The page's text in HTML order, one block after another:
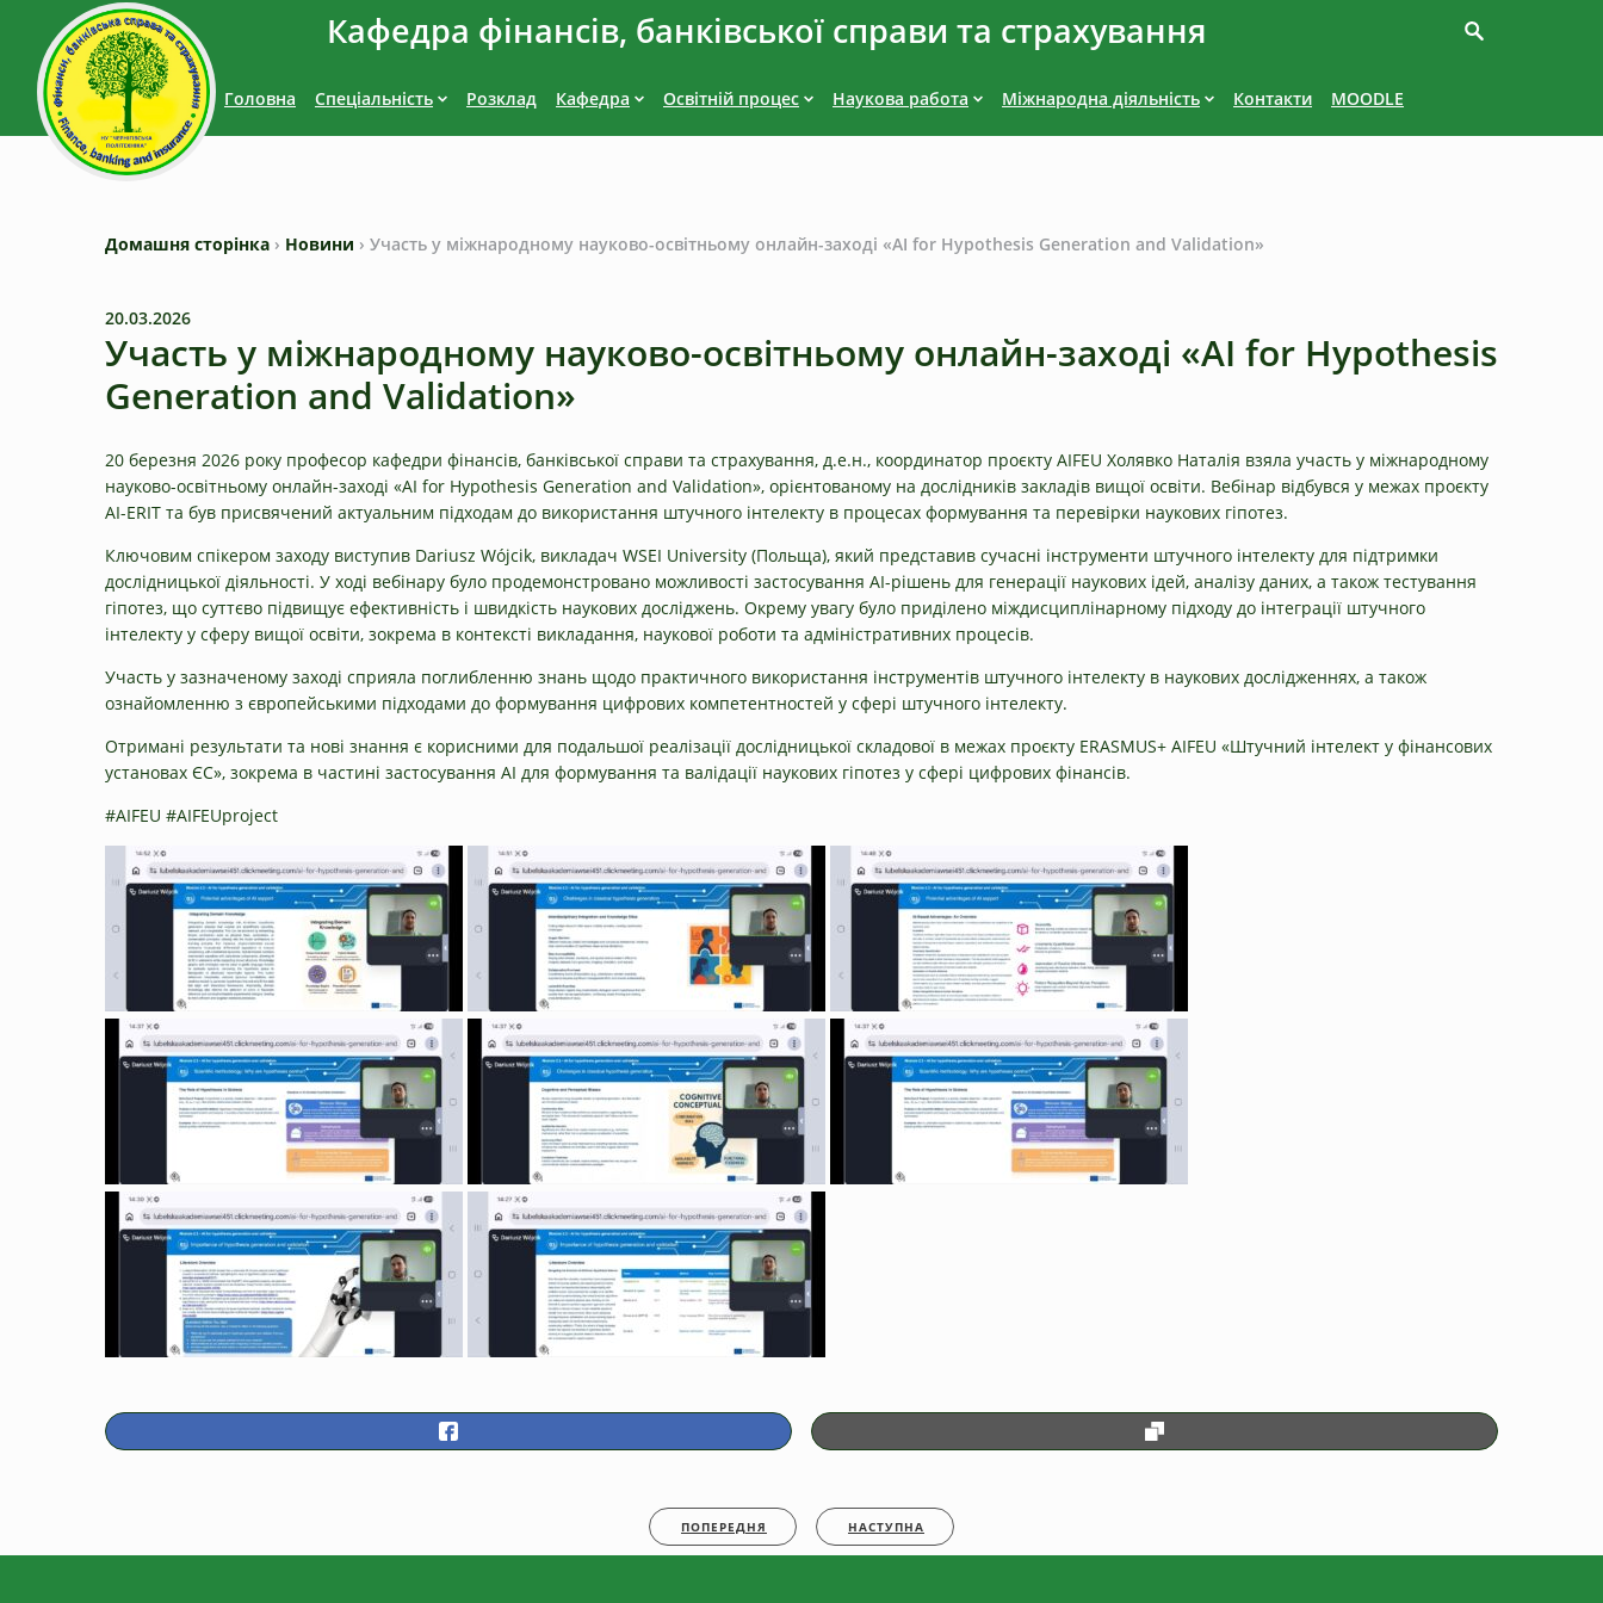
Кафедра фінансів, банківської справи та страхування
Головна Спеціальність Розклад Кафедра Освітній процес Наукова работа Міжнародна діяльність Контакти MOODLE
Домашня сторінка › Новини › Участь у міжнародному науково-освітньому онлайн-заході «AI for Hypothesis Generation and Validation»
20.03.2026
Участь у міжнародному науково-освітньому онлайн-заході «AI for Hypothesis
Generation and Validation»
20 березня 2026 року професор кафедри фінансів, банківської справи та страхування, д.е.н., координатор проєкту AIFEU Холявко Наталія взяла участь у міжнародному
науково-освітньому онлайн-заході «AI for Hypothesis Generation and Validation», орієнтованому на дослідників закладів вищої освіти. Вебінар відбувся у межах проєкту
AI-ERIT та був присвячений актуальним підходам до використання штучного інтелекту в процесах формування та перевірки наукових гіпотез.
Ключовим спікером заходу виступив Dariusz Wójcik, викладач WSEI University (Польща), який представив сучасні інструменти штучного інтелекту для підтримки
дослідницької діяльності. У ході вебінару було продемонстровано можливості застосування AI-рішень для генерації наукових ідей, аналізу даних, а також тестування
гіпотез, що суттєво підвищує ефективність і швидкість наукових досліджень. Окрему увагу було приділено міждисциплінарному підходу до інтеграції штучного
інтелекту у сферу вищої освіти, зокрема в контексті викладання, наукової роботи та адміністративних процесів.
Участь у зазначеному заході сприяла поглибленню знань щодо практичного використання інструментів штучного інтелекту в наукових дослідженнях, а також
ознайомленню з європейськими підходами до формування цифрових компетентностей у сфері штучного інтелекту.
Отримані результати та нові знання є корисними для подальшої реалізації дослідницької складової в межах проєкту ERASMUS+ AIFEU «Штучний інтелект у фінансових
установах ЄС», зокрема в частині застосування AI для формування та валідації наукових гіпотез у сфері цифрових фінансів.
#AIFEU #AIFEUproject
ПОПЕРЕДНЯ НАСТУПНА